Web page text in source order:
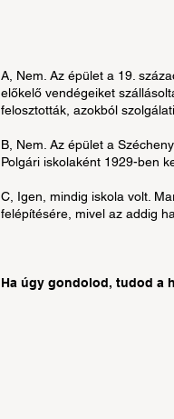
A, Nem. Az épület a 19.
előkelő vendégeiket
felosztották, azokból
B, Nem. Az épület a
Polgári iskolaként 1929-ben
C, Igen, mindig iskola volt.
felépítésére, mivel az addig
Ha úgy gondolod, tudod a